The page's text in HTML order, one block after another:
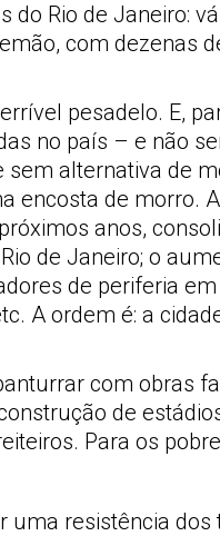
Rio de Janeiro:
com dezenas
pesadelo. E,
no país – e não
alternativa de
encosta de morro.
anos,
de Janeiro; o
de periferia
A ordem é: a
com obras
de
Para os
resistência